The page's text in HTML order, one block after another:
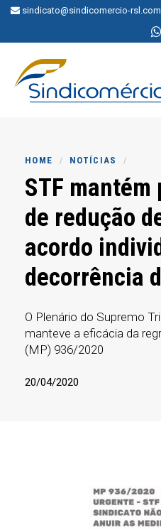
sindicato@sindicomercio-
HOME NOTÍCIAS
STF
de redução
acordo
decorrência
O Plenário do Supremo
manteve a eficácia da
(MP) 936/2020
20/04/2020